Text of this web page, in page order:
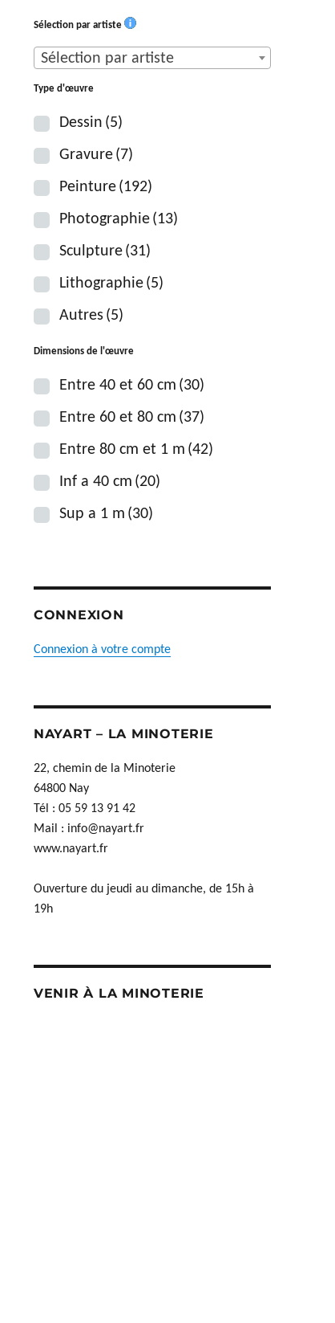
Sélection par artiste
Sélection par artiste
Type d'œuvre
Dessin (5)
Gravure (7)
Peinture (192)
Photographie (13)
Sculpture (31)
Lithographie (5)
Autres (5)
Dimensions de l'œuvre
Entre 40 et 60 cm (30)
Entre 60 et 80 cm (37)
Entre 80 cm et 1 m (42)
Inf a 40 cm (20)
Sup a 1 m (30)
CONNEXION
Connexion à votre compte
NAYART – LA MINOTERIE
22, chemin de la Minoterie
64800 Nay
Tél : 05 59 13 91 42
Mail : info@nayart.fr
www.nayart.fr
Ouverture du jeudi au dimanche, de 15h à
19h
VENIR À LA MINOTERIE